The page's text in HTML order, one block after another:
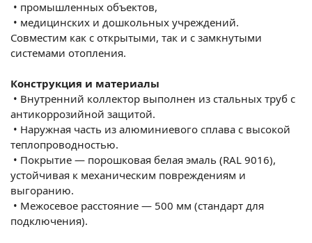
• промышленных объектов,
• медицинских и дошкольных учреждений.
Совместим как с открытыми, так и с замкнутыми
системами отопления.
Конструкция и материалы
• Внутренний коллектор выполнен из стальных труб с
антикоррозийной защитой.
• Наружная часть из алюминиевого сплава с высокой
теплопроводностью.
• Покрытие — порошковая белая эмаль (RAL 9016),
устойчивая к механическим повреждениям и
выгоранию.
• Межосевое расстояние — 500 мм (стандарт для
подключения).